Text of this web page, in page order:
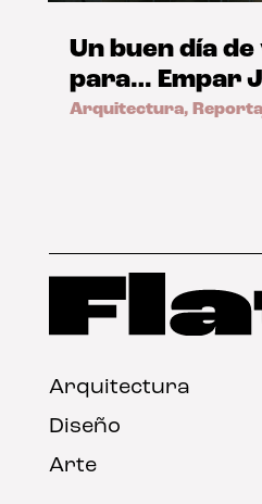
Un buen día
para… Empar
Arquitectura,
Arquitectura
Diseño
Arte